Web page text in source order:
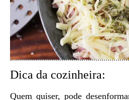
Dica da cozinheira:
Quem quiser, pode